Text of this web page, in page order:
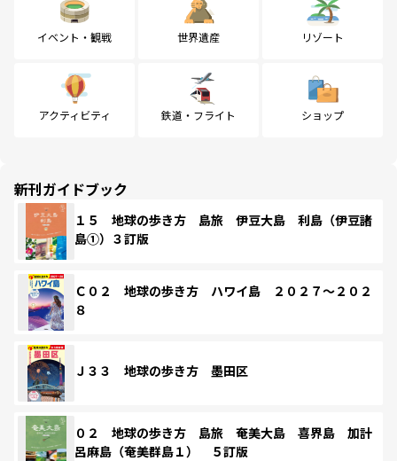
イベント・観戦 世界遺産 リゾート
アクティビティ 鉄道・フライト ショップ
新刊ガイドブック
１５ 地球の歩き方 島旅 伊豆大島 利島（伊豆諸
島①）３訂版
Ｃ０２ 地球の歩き方 ハワイ島 ２０２７～２０２
８
Ｊ３３ 地球の歩き方 墨田区
０２ 地球の歩き方 島旅 奄美大島 喜界島 加計
呂麻島（奄美群島１） ５訂版